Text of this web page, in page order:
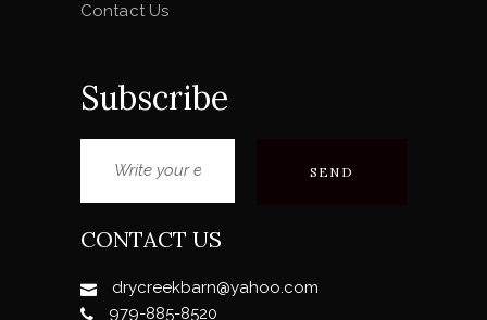
Contact Us
Subscribe
CONTACT US
drycreekbarn@yahoo.com
979-885-8520